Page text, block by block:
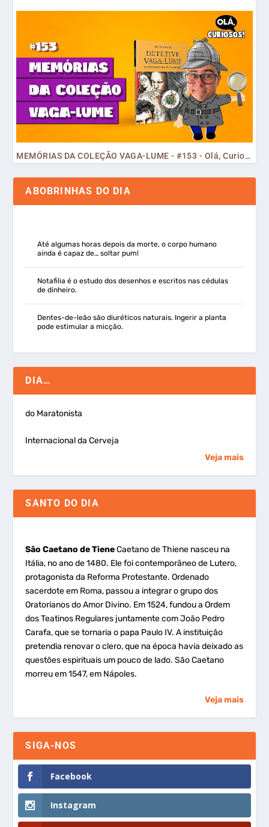
MEMÓRIAS DA COLEÇÃO VAGA-LUME - #153 - Olá, Curiosos! 2023
ABOBRINHAS DO DIA
Até algumas horas depois da morte, o corpo humano
ainda é capaz de… soltar pum!
Notafilia é o estudo dos desenhos e escritos nas cédulas
de dinheiro.
Dentes-de-leão são diuréticos naturais. Ingerir a planta
pode estimular a micção.
DIA…
do Maratonista
Internacional da Cerveja
Veja mais
SANTO DO DIA
São Caetano de TieneCaetano de Thiene nasceu na
Itália, no ano de 1480. Ele foi contemporâneo de Lutero,
protagonista da Reforma Protestante. Ordenado
sacerdote em Roma, passou a integrar o grupo dos
Oratorianos do Amor Divino. Em 1524, fundou a Ordem
dos Teatinos Regulares juntamente com João Pedro
Carafa, que se tornaria o papa Paulo IV. A instituição
pretendia renovar o clero, que na época havia deixado as
questões espirituais um pouco de lado. São Caetano
morreu em 1547, em Nápoles.
Veja mais
SIGA-NOS
Facebook
Instagram